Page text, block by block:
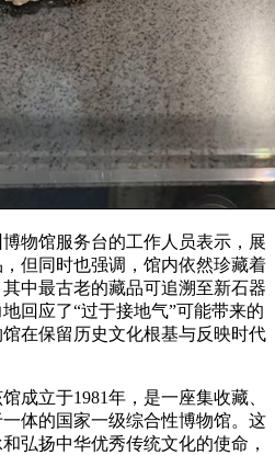
物馆服务台的工作人员表示，展
但同时也强调，馆内依然珍藏着
中最古老的藏品可追溯至新石器
回应了“过于接地气”可能带来的
在保留历史文化根基与反映时代
成立于1981年，是一座集收藏、
体的国家一级综合性博物馆。这
弘扬中华优秀传统文化的使命，